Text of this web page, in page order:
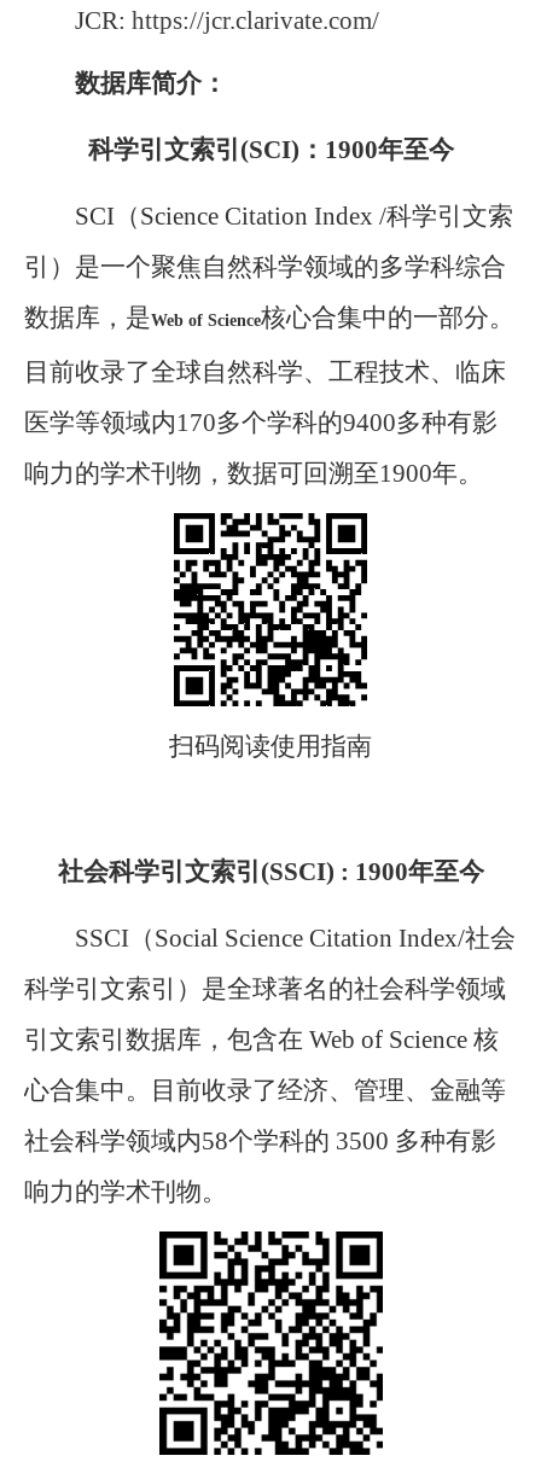
JCR: https://jcr.clarivate.com/
数据库简介：
科学引文索引(SCI)：1900年至今
SCI（Science Citation Index /科学引文索
引）是一个聚焦自然科学领域的多学科综合
数据库，是Web of Science核心合集中的一部分。
目前收录了全球自然科学、工程技术、临床
医学等领域内170多个学科的9400多种有影
响力的学术刊物，数据可回溯至1900年。
扫码阅读使用指南
社会科学引文索引(SSCI) : 1900年至今
SSCI（Social Science Citation Index/社会
科学引文索引）是全球著名的社会科学领域
引文索引数据库，包含在 Web of Science 核
心合集中。目前收录了经济、管理、金融等
社会科学领域内58个学科的 3500 多种有影
响力的学术刊物。